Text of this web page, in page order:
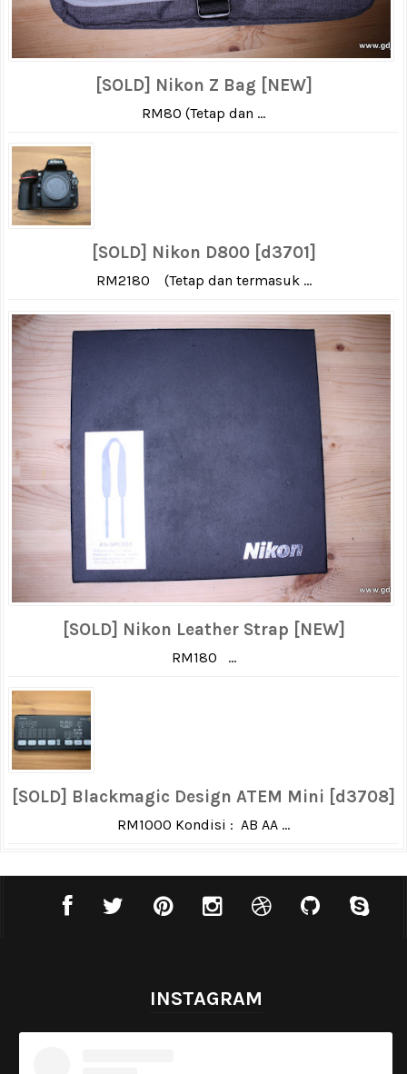
[SOLD] Nikon Z Bag [NEW]
RM80 (Tetap dan ...
[SOLD] Nikon D800 [d3701]
RM2180 (Tetap dan termasuk ...
[SOLD] Nikon Leather Strap [NEW]
RM180 ...
[SOLD] Blackmagic Design ATEM Mini [d3708]
RM1000 Kondisi : AB AA ...
INSTAGRAM